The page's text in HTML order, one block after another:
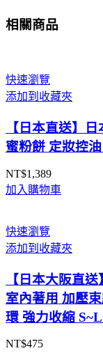
相關商品
快速瀏覽
添加到收藏夾
【日本直送】
蜜粉餅 定妝控
NT$1,389
加入購物車
快速瀏覽
添加到收藏夾
【日本大阪直
室內著用 加壓
環 強力收縮
NT$475